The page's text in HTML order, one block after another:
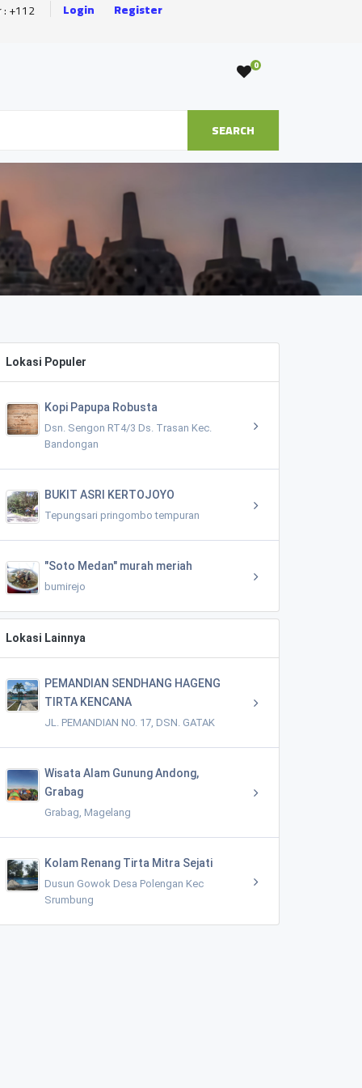
: +112 Login Register
0
SEARCH
Lokasi Populer
Kopi Papupa Robusta
Dsn. Sengon RT4/3 Ds. Trasan Kec.
Bandongan
BUKIT ASRI KERTOJOYO
Tepungsari pringombo tempuran
"Soto Medan" murah meriah
bumirejo
Lokasi Lainnya
PEMANDIAN SENDHANG HAGENG
TIRTA KENCANA
JL. PEMANDIAN NO. 17, DSN. GATAK
Wisata Alam Gunung Andong,
Grabag
Grabag, Magelang
Kolam Renang Tirta Mitra Sejati
Dusun Gowok Desa Polengan Kec
Srumbung